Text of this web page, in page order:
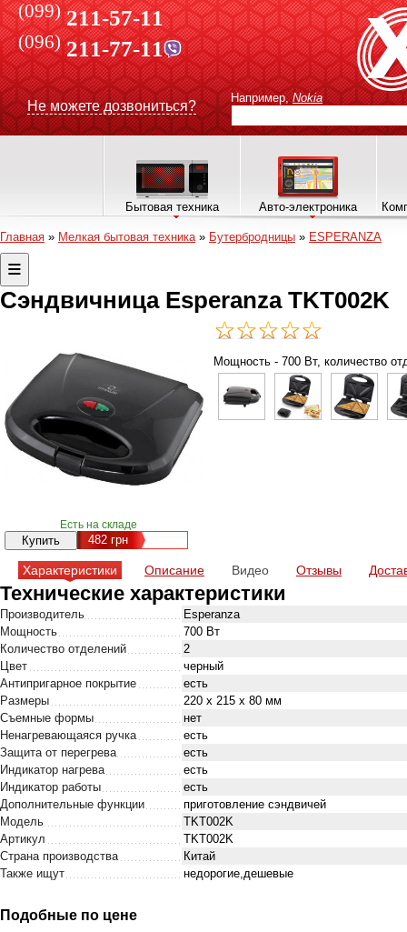
(099) 211-57-11
(096)211-77-11
Не можете дозвониться?
Например, Nokia
Бытовая техника Авто-электроника
Главная » Мелкая бытовая техника» Бутербродницы » ESPERANZA
Сэндвичница Esperanza TKT002K
Есть на складе
482грн
Мощность - 700 Вт, количество
Характеристики Описание Видео Отзывы
Технические характеристики
Производитель
Esperanza
Мощность
700 Вт
Количество отделений
2
Цвет
черный
Антипригарное покрытие
есть
Размеры
220 х 215 х 80 мм
Съемные формы
нет
Ненагревающаяся ручка
есть
Защита от перегрева
есть
Индикатор нагрева
есть
Индикатор работы
есть
Дополнительные функции
приготовление сэндвичей
Модель
TKT002K
Артикул
TKT002K
Страна производства
Китай
Также ищут
недорогие,дешевые
Подобные по цене